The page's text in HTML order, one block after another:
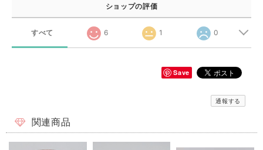
ショップの評価
すべて 6 1 0
Save
通報する
関連商品